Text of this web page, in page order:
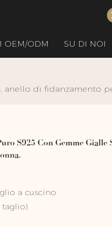
OEM/ODM SU DI NOI
anello di fidanzamento
S925 Con Gemme
a cuscino
taglio)